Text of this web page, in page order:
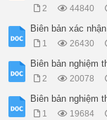
2 44840
Biên bản xác
1 26430
Biên bản nghiệm
2 20078
Biên bản nghiệm
1 19684